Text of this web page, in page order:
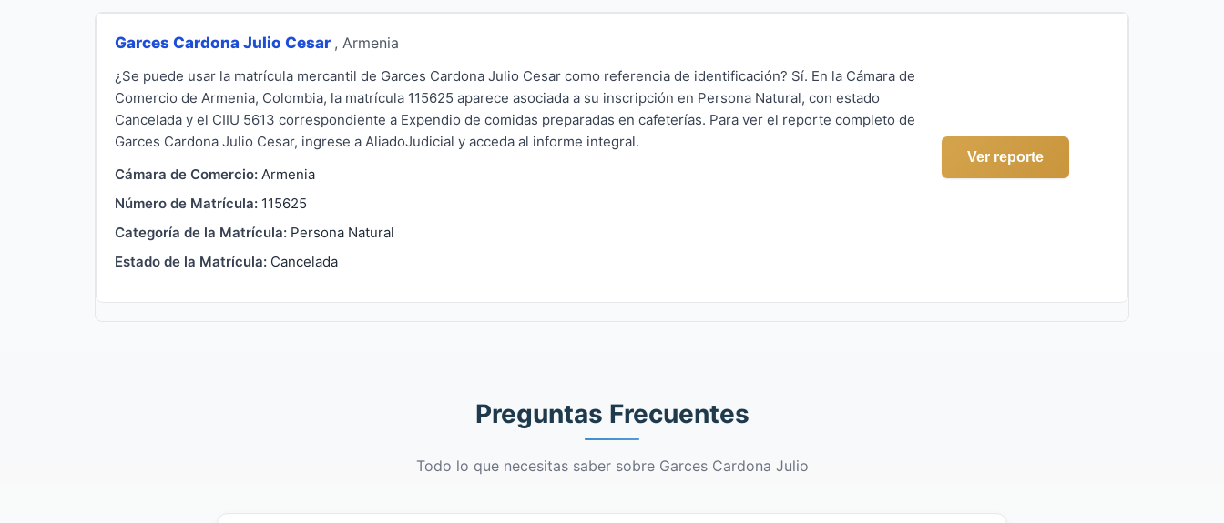
Garces Cardona Julio Cesar , Armenia
¿Se puede usar la matrícula mercantil de Garces Cardona Julio Cesar como referencia de identificación? Sí. En la Cámara de
Comercio de Armenia, Colombia, la matrícula 115625 aparece asociada a su inscripción en Persona Natural, con estado
Cancelada y el CIIU 5613 correspondiente a Expendio de comidas preparadas en cafeterías. Para ver el reporte completo de
Garces Cardona Julio Cesar, ingrese a AliadoJudicial y acceda al informe integral.
Cámara de Comercio: Armenia
Número de Matrícula: 115625
Categoría de la Matrícula: Persona Natural
Estado de la Matrícula: Cancelada
Ver reporte
Preguntas Frecuentes
Todo lo que necesitas saber sobre Garces Cardona Julio